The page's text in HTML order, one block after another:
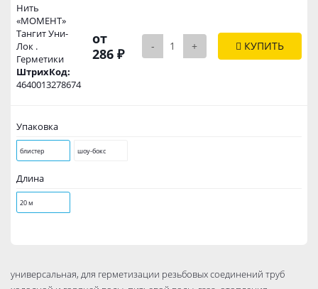
Нить
«МОМЕНТ»
Тангит Уни-
Лок .
Герметики
ШтрихКод:
4640013278674
от
286 ₽
- + КУПИТЬ
Упаковка
блистер шоу-бокс
Длина
20 м
универсальная, для герметизации резьбовых соединений труб